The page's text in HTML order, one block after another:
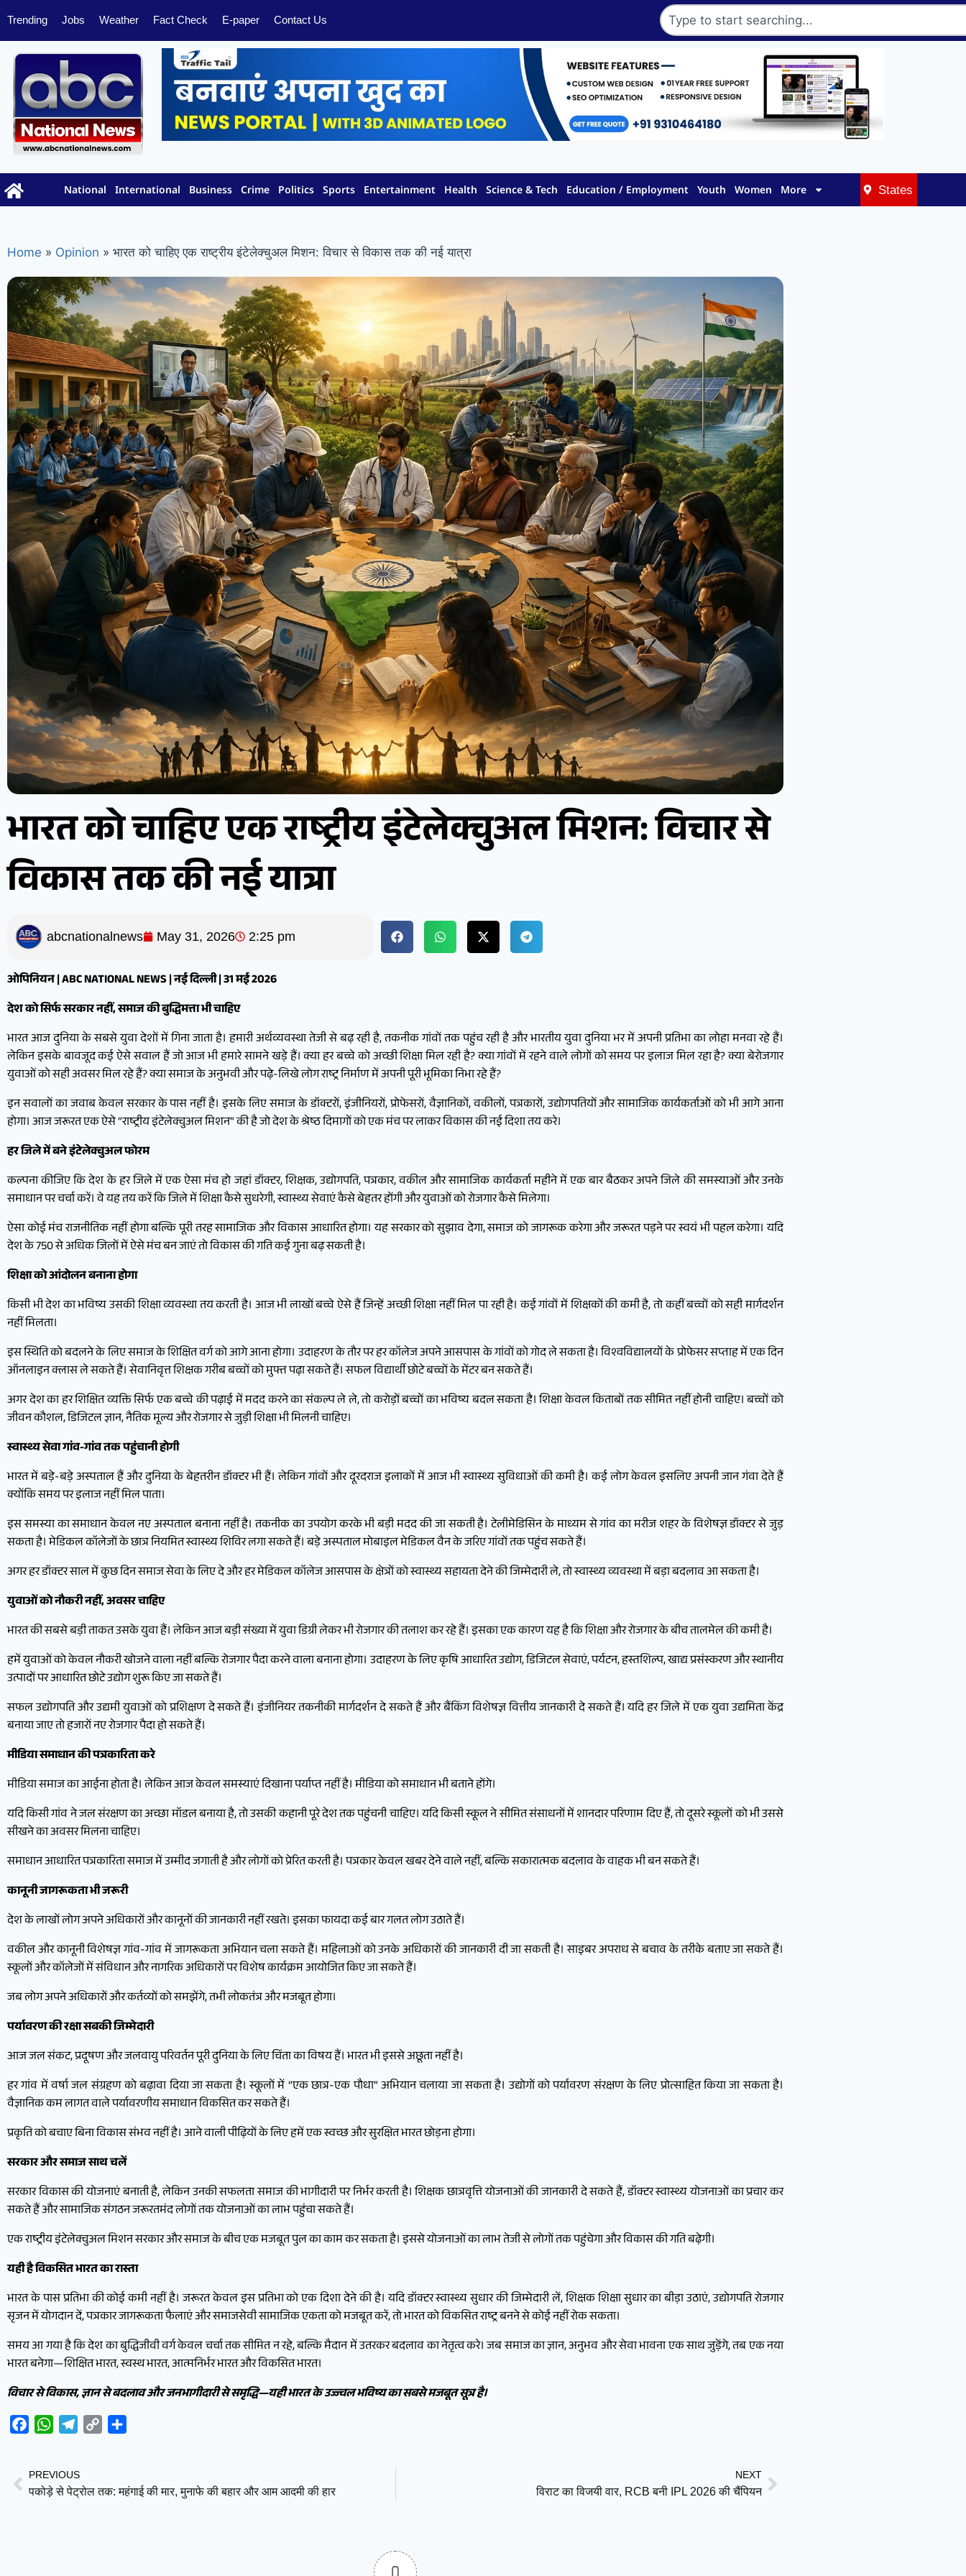
Trending Jobs Weather Fact Check E-paper Contact Us
National International Business Crime Politics Sports Entertainment Health Science & Tech Education / Employment Youth Women More States
Home » Opinion » भारत को चाहिए एक राष्ट्रीय इंटेलेक्चुअल मिशन: विचार से विकास तक की नई यात्रा
भारत को चाहिए एक राष्ट्रीय इंटेलेक्चुअल मिशन: विचार से
विकास तक की नई यात्रा
abcnationalnews May 31, 2026 2:25 pm
ओपिनियन | ABC NATIONAL NEWS | नई दिल्ली | 31 मई 2026
देश को सिर्फ सरकार नहीं, समाज की बुद्धिमत्ता भी चाहिए
भारत आज दुनिया के सबसे युवा देशों में गिना जाता है। हमारी अर्थव्यवस्था तेजी से बढ़ रही है, तकनीक गांवों तक पहुंच रही है और भारतीय युवा दुनिया भर में अपनी प्रतिभा का लोहा मनवा रहे हैं।
लेकिन इसके बावजूद कई ऐसे सवाल हैं जो आज भी हमारे सामने खड़े हैं। क्या हर बच्चे को अच्छी शिक्षा मिल रही है? क्या गांवों में रहने वाले लोगों को समय पर इलाज मिल रहा है? क्या बेरोजगार
युवाओं को सही अवसर मिल रहे हैं? क्या समाज के अनुभवी और पढ़े-लिखे लोग राष्ट्र निर्माण में अपनी पूरी भूमिका निभा रहे हैं?
इन सवालों का जवाब केवल सरकार के पास नहीं है। इसके लिए समाज के डॉक्टरों, इंजीनियरों, प्रोफेसरों, वैज्ञानिकों, वकीलों, पत्रकारों, उद्योगपतियों और सामाजिक कार्यकर्ताओं को भी आगे आना
होगा। आज जरूरत एक ऐसे “राष्ट्रीय इंटेलेक्चुअल मिशन” की है जो देश के श्रेष्ठ दिमागों को एक मंच पर लाकर विकास की नई दिशा तय करे।
हर जिले में बने इंटेलेक्चुअल फोरम
कल्पना कीजिए कि देश के हर जिले में एक ऐसा मंच हो जहां डॉक्टर, शिक्षक, उद्योगपति, पत्रकार, वकील और सामाजिक कार्यकर्ता महीने में एक बार बैठकर अपने जिले की समस्याओं और उनके
समाधान पर चर्चा करें। वे यह तय करें कि जिले में शिक्षा कैसे सुधरेगी, स्वास्थ्य सेवाएं कैसे बेहतर होंगी और युवाओं को रोजगार कैसे मिलेगा।
ऐसा कोई मंच राजनीतिक नहीं होगा बल्कि पूरी तरह सामाजिक और विकास आधारित होगा। यह सरकार को सुझाव देगा, समाज को जागरूक करेगा और जरूरत पड़ने पर स्वयं भी पहल करेगा। यदि
देश के 750 से अधिक जिलों में ऐसे मंच बन जाएं तो विकास की गति कई गुना बढ़ सकती है।
शिक्षा को आंदोलन बनाना होगा
किसी भी देश का भविष्य उसकी शिक्षा व्यवस्था तय करती है। आज भी लाखों बच्चे ऐसे हैं जिन्हें अच्छी शिक्षा नहीं मिल पा रही है। कई गांवों में शिक्षकों की कमी है, तो कहीं बच्चों को सही मार्गदर्शन
नहीं मिलता।
इस स्थिति को बदलने के लिए समाज के शिक्षित वर्ग को आगे आना होगा। उदाहरण के तौर पर हर कॉलेज अपने आसपास के गांवों को गोद ले सकता है। विश्वविद्यालयों के प्रोफेसर सप्ताह में एक दिन
ऑनलाइन क्लास ले सकते हैं। सेवानिवृत्त शिक्षक गरीब बच्चों को मुफ्त पढ़ा सकते हैं। सफल विद्यार्थी छोटे बच्चों के मेंटर बन सकते हैं।
अगर देश का हर शिक्षित व्यक्ति सिर्फ एक बच्चे की पढ़ाई में मदद करने का संकल्प ले ले, तो करोड़ों बच्चों का भविष्य बदल सकता है। शिक्षा केवल किताबों तक सीमित नहीं होनी चाहिए। बच्चों को
जीवन कौशल, डिजिटल ज्ञान, नैतिक मूल्य और रोजगार से जुड़ी शिक्षा भी मिलनी चाहिए।
स्वास्थ्य सेवा गांव-गांव तक पहुंचानी होगी
भारत में बड़े-बड़े अस्पताल हैं और दुनिया के बेहतरीन डॉक्टर भी हैं। लेकिन गांवों और दूरदराज इलाकों में आज भी स्वास्थ्य सुविधाओं की कमी है। कई लोग केवल इसलिए अपनी जान गंवा देते हैं
क्योंकि समय पर इलाज नहीं मिल पाता।
इस समस्या का समाधान केवल नए अस्पताल बनाना नहीं है। तकनीक का उपयोग करके भी बड़ी मदद की जा सकती है। टेलीमेडिसिन के माध्यम से गांव का मरीज शहर के विशेषज्ञ डॉक्टर से जुड़
सकता है। मेडिकल कॉलेजों के छात्र नियमित स्वास्थ्य शिविर लगा सकते हैं। बड़े अस्पताल मोबाइल मेडिकल वैन के जरिए गांवों तक पहुंच सकते हैं।
अगर हर डॉक्टर साल में कुछ दिन समाज सेवा के लिए दे और हर मेडिकल कॉलेज आसपास के क्षेत्रों को स्वास्थ्य सहायता देने की जिम्मेदारी ले, तो स्वास्थ्य व्यवस्था में बड़ा बदलाव आ सकता है।
युवाओं को नौकरी नहीं, अवसर चाहिए
भारत की सबसे बड़ी ताकत उसके युवा हैं। लेकिन आज बड़ी संख्या में युवा डिग्री लेकर भी रोजगार की तलाश कर रहे हैं। इसका एक कारण यह है कि शिक्षा और रोजगार के बीच तालमेल की कमी है।
हमें युवाओं को केवल नौकरी खोजने वाला नहीं बल्कि रोजगार पैदा करने वाला बनाना होगा। उदाहरण के लिए कृषि आधारित उद्योग, डिजिटल सेवाएं, पर्यटन, हस्तशिल्प, खाद्य प्रसंस्करण और स्थानीय
उत्पादों पर आधारित छोटे उद्योग शुरू किए जा सकते हैं।
सफल उद्योगपति और उद्यमी युवाओं को प्रशिक्षण दे सकते हैं। इंजीनियर तकनीकी मार्गदर्शन दे सकते हैं और बैंकिंग विशेषज्ञ वित्तीय जानकारी दे सकते हैं। यदि हर जिले में एक युवा उद्यमिता केंद्र
बनाया जाए तो हजारों नए रोजगार पैदा हो सकते हैं।
मीडिया समाधान की पत्रकारिता करे
मीडिया समाज का आईना होता है। लेकिन आज केवल समस्याएं दिखाना पर्याप्त नहीं है। मीडिया को समाधान भी बताने होंगे।
यदि किसी गांव ने जल संरक्षण का अच्छा मॉडल बनाया है, तो उसकी कहानी पूरे देश तक पहुंचनी चाहिए। यदि किसी स्कूल ने सीमित संसाधनों में शानदार परिणाम दिए हैं, तो दूसरे स्कूलों को भी उससे
सीखने का अवसर मिलना चाहिए।
समाधान आधारित पत्रकारिता समाज में उम्मीद जगाती है और लोगों को प्रेरित करती है। पत्रकार केवल खबर देने वाले नहीं, बल्कि सकारात्मक बदलाव के वाहक भी बन सकते हैं।
कानूनी जागरूकता भी जरूरी
देश के लाखों लोग अपने अधिकारों और कानूनों की जानकारी नहीं रखते। इसका फायदा कई बार गलत लोग उठाते हैं।
वकील और कानूनी विशेषज्ञ गांव-गांव में जागरूकता अभियान चला सकते हैं। महिलाओं को उनके अधिकारों की जानकारी दी जा सकती है। साइबर अपराध से बचाव के तरीके बताए जा सकते हैं।
स्कूलों और कॉलेजों में संविधान और नागरिक अधिकारों पर विशेष कार्यक्रम आयोजित किए जा सकते हैं।
जब लोग अपने अधिकारों और कर्तव्यों को समझेंगे, तभी लोकतंत्र और मजबूत होगा।
पर्यावरण की रक्षा सबकी जिम्मेदारी
आज जल संकट, प्रदूषण और जलवायु परिवर्तन पूरी दुनिया के लिए चिंता का विषय हैं। भारत भी इससे अछूता नहीं है।
हर गांव में वर्षा जल संग्रहण को बढ़ावा दिया जा सकता है। स्कूलों में “एक छात्र-एक पौधा” अभियान चलाया जा सकता है। उद्योगों को पर्यावरण संरक्षण के लिए प्रोत्साहित किया जा सकता है।
वैज्ञानिक कम लागत वाले पर्यावरणीय समाधान विकसित कर सकते हैं।
प्रकृति को बचाए बिना विकास संभव नहीं है। आने वाली पीढ़ियों के लिए हमें एक स्वच्छ और सुरक्षित भारत छोड़ना होगा।
सरकार और समाज साथ चलें
सरकार विकास की योजनाएं बनाती है, लेकिन उनकी सफलता समाज की भागीदारी पर निर्भर करती है। शिक्षक छात्रवृत्ति योजनाओं की जानकारी दे सकते हैं, डॉक्टर स्वास्थ्य योजनाओं का प्रचार कर
सकते हैं और सामाजिक संगठन जरूरतमंद लोगों तक योजनाओं का लाभ पहुंचा सकते हैं।
एक राष्ट्रीय इंटेलेक्चुअल मिशन सरकार और समाज के बीच एक मजबूत पुल का काम कर सकता है। इससे योजनाओं का लाभ तेजी से लोगों तक पहुंचेगा और विकास की गति बढ़ेगी।
यही है विकसित भारत का रास्ता
भारत के पास प्रतिभा की कोई कमी नहीं है। जरूरत केवल इस प्रतिभा को एक दिशा देने की है। यदि डॉक्टर स्वास्थ्य सुधार की जिम्मेदारी लें, शिक्षक शिक्षा सुधार का बीड़ा उठाएं, उद्योगपति रोजगार
सृजन में योगदान दें, पत्रकार जागरूकता फैलाएं और समाजसेवी सामाजिक एकता को मजबूत करें, तो भारत को विकसित राष्ट्र बनने से कोई नहीं रोक सकता।
समय आ गया है कि देश का बुद्धिजीवी वर्ग केवल चर्चा तक सीमित न रहे, बल्कि मैदान में उतरकर बदलाव का नेतृत्व करे। जब समाज का ज्ञान, अनुभव और सेवा भावना एक साथ जुड़ेंगे, तब एक नया
भारत बनेगा—शिक्षित भारत, स्वस्थ भारत, आत्मनिर्भर भारत और विकसित भारत।
विचार से विकास, ज्ञान से बदलाव और जनभागीदारी से समृद्धि—यही भारत के उज्ज्वल भविष्य का सबसे मजबूत सूत्र है।
FacebookWhatsAppTelegram
Copy
PREVIOUS
पकोड़े से पेट्रोल तक: महंगाई की मार, मुनाफे की बहार और आम आदमी की हार
NEXT
विराट का विजयी वार, RCB बनी IPL 2026 की चैंपियन